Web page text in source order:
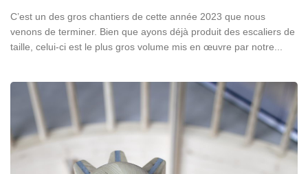
C’est un des gros chantiers de cette année 2023 que nous
venons de terminer. Bien que ayons déjà produit des escaliers de
taille, celui-ci est le plus gros volume mis en œuvre par notre...